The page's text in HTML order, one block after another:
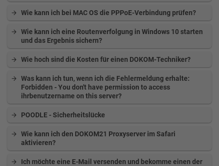
Wie kann ich bei MAC OS die PPPoE-Verbindung prüfen?
Wie kann ich eine Routenverfolgung in Windows 10 starten
und das Ergebnis sichern?
Wie hoch sind die Kosten für einen DOKOM-Techniker?
Was kann ich tun, wenn ich die Fehlermeldung erhalte:
Forbidden - You don't have permission to access
ihrbenutzername on this server?
POODLE - Sicherheitslücke
Wie kann ich den DOKOM21 Proxyserver im Safari
aktivieren?
Ich möchte eine E-Mail versenden und bekomme einen der